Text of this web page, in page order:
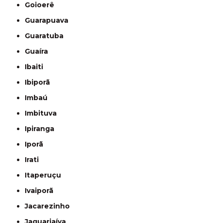
Goioerê
Guarapuava
Guaratuba
Guaíra
Ibaiti
Ibiporã
Imbaú
Imbituva
Ipiranga
Iporã
Irati
Itaperuçu
Ivaiporã
Jacarezinho